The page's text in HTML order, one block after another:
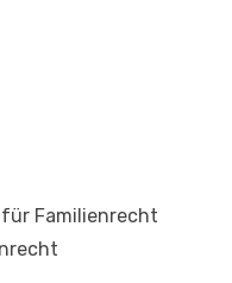
Familienrecht